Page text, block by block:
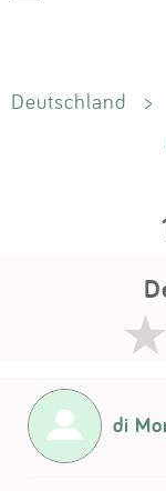
Deutschland >
di